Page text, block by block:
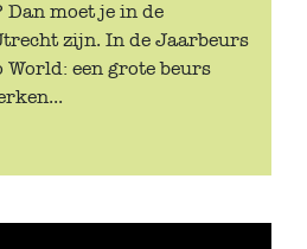
Dan moet je in de
zijn. In de Jaarbeurs
een grote beurs